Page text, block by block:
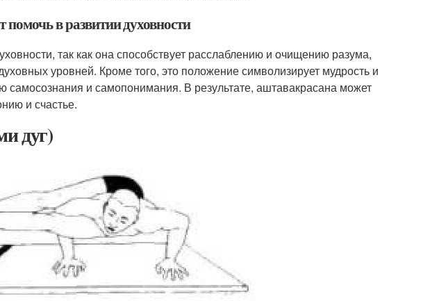
в развитии духовности
так как она способствует расслаблению и очищению разума,
уровней. Кроме того, это положение символизирует мудрость и
самосознания и самопонимания. В результате, аштавакрасана может
и счастье.
дуг)